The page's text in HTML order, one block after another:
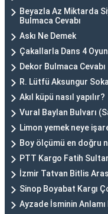
Beyazla Az Miktarda
Bulmaca Cevabı
Askı Ne Demek
Çakallarla Dans 4
Dekor Bulmaca Cevabı
R. Lütfü Aksungur
Akıl küpü nasıl yapılır?
Vural Baylan Bulvarı
Limon yemek neye
Boy ölçümü en doğru
PTT Kargo Fatih
İzmir Tatvan Bitlis
Sinop Boyabat Kargı
Ayzade İsminin Anlamı